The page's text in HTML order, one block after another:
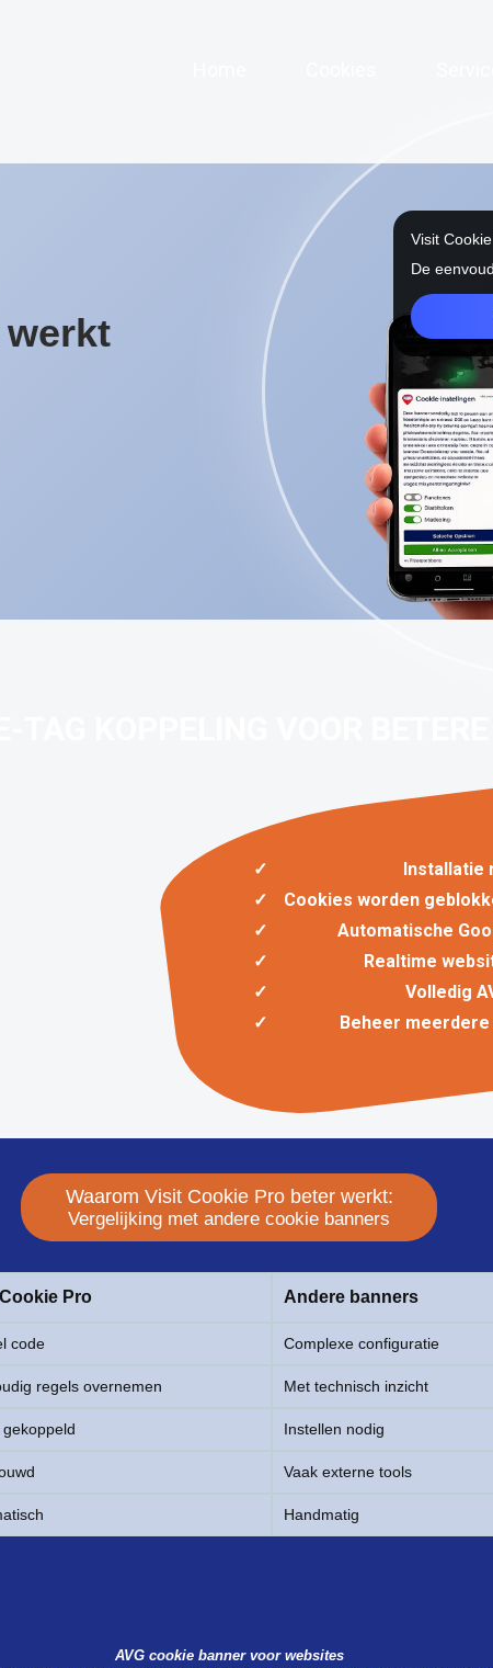
Visit
De
Installatie
Cookies worden
Automatische
Realtime
Volledig
Beheer
Waarom Visit Cookie Pro beter werkt:
Vergelijking met andere cookie banners
Pro Andere banners
code Complexe configuratie
regels overnemen Met technisch inzicht
gekoppeld Instellen nodig
Vaak externe tools
Handmatig
AVG cookie banner voor websites